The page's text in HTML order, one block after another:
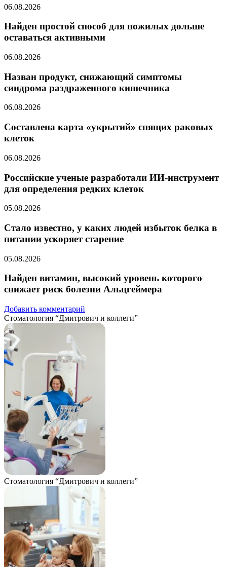
06.08.2026
Найден простой способ для пожилых дольше
оставаться активными
06.08.2026
Назван продукт, снижающий симптомы
синдрома раздраженного кишечника
06.08.2026
Составлена карта «укрытий» спящих раковых
клеток
06.08.2026
Российские ученые разработали ИИ-инструмент
для определения редких клеток
05.08.2026
Стало известно, у каких людей избыток белка в
питании ускоряет старение
05.08.2026
Найден витамин, высокий уровень которого
снижает риск болезни Альцгеймера
Добавить комментарий
Стоматология “Дмитрович и коллеги”
Стоматология “Дмитрович и коллеги”